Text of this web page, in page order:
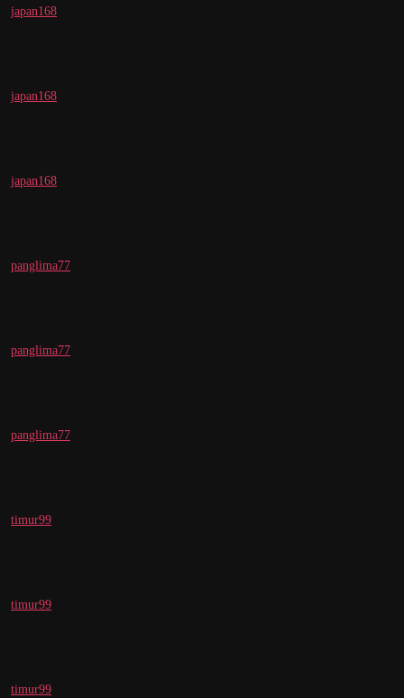
japan168
japan168
japan168
panglima77
panglima77
panglima77
timur99
timur99
timur99